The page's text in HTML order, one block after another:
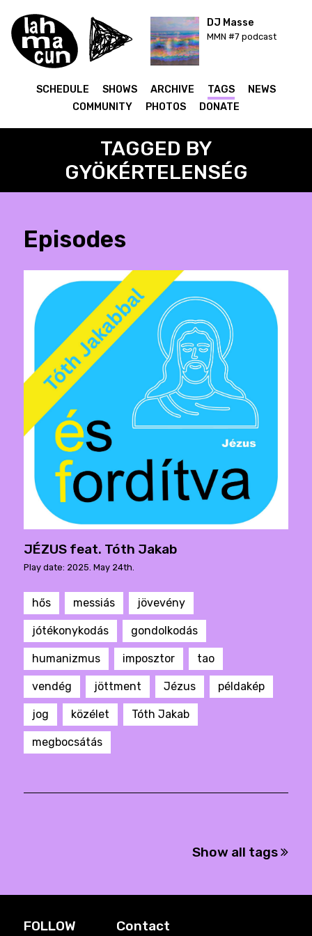
DJ Masse
MMN #7 podcast
SCHEDULE SHOWS ARCHIVE TAGS
NEWS
COMMUNITY
PHOTOS DONATE
TAGGED BY
GYÖKÉRTELENSÉG
Episodes
JÉZUS feat. Tóth Jakab
Play date: 2025. May 24th.
hős messiás jövevény
jótékonykodás gondolkodás
humanizmus imposztor tao
vendég jöttment Jézus példakép
jog közélet Tóth Jakab
megbocsátás
Show all tags
FOLLOW Contact